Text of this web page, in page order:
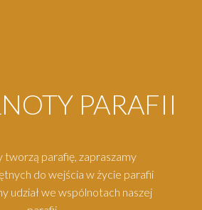
PARAFII
parafię, zapraszamy
do wejścia w życie parafii
udział we wspólnotach naszej